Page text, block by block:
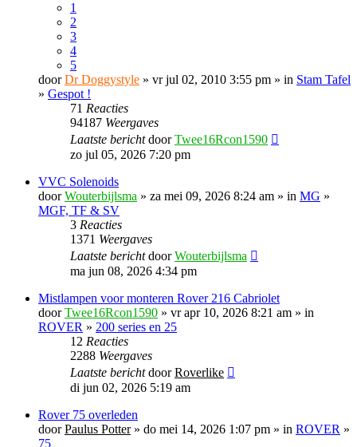
1
2
3
4
5
doorDr Doggystyle » vr jul 02, 2010 3:55 pm » in Stam Tafel
» Gespot !
71 Reacties
94187 Weergaves
Laatste berichtdoorTwee16Rcon1590
zo jul 05, 2026 7:20 pm
VVC Solenoids
doorWouterbijlsma » za mei 09, 2026 8:24 am » in MG »
MGF, TF & SV
3 Reacties
1371 Weergaves
Laatste berichtdoorWouterbijlsma
ma jun 08, 2026 4:34 pm
Mistlampen voor monteren Rover 216 Cabriolet
doorTwee16Rcon1590 » vr apr 10, 2026 8:21 am » in
ROVER » 200 series en 25
12 Reacties
2288 Weergaves
Laatste berichtdoorRoverlike
di jun 02, 2026 5:19 am
Rover 75 overleden
doorPaulus Potter» do mei 14, 2026 1:07 pm » in ROVER »
75